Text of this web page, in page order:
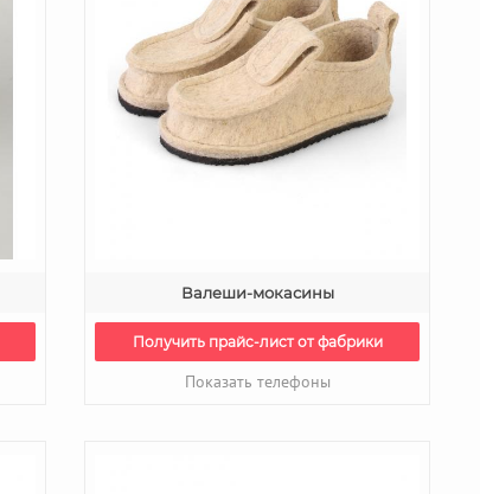
Валеши-мокасины
Получить прайс-лист от фабрики
Показать телефоны